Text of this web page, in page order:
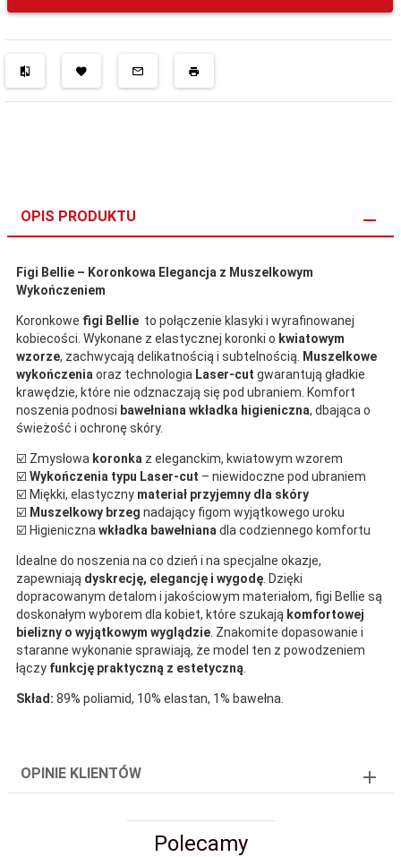
OPIS PRODUKTU
Figi Bellie – Koronkowa Elegancja z Muszelkowym
Wykończeniem
Koronkowe figi Bellie to połączenie klasyki i wyrafinowanej
kobiecości. Wykonane z elastycznej koronki o kwiatowym
wzorze, zachwycają delikatnością i subtelnością. Muszelkowe
wykończenia oraz technologia Laser-cut gwarantują gładkie
krawędzie, które nie odznaczają się pod ubraniem. Komfort
noszenia podnosi bawełniana wkładka higieniczna, dbająca o
świeżość i ochronę skóry.
☑️ Zmysłowa koronka z eleganckim, kwiatowym wzorem
☑️ Wykończenia typu Laser-cut – niewidoczne pod ubraniem
☑️ Miękki, elastyczny materiał przyjemny dla skóry
☑️ Muszelkowy brzeg nadający figom wyjątkowego uroku
☑️ Higieniczna wkładka bawełniana dla codziennego komfortu
Idealne do noszenia na co dzień i na specjalne okazje,
zapewniają dyskrecję, elegancję i wygodę . Dzięki
dopracowanym detalom i jakościowym materiałom, figi Bellie są
doskonałym wyborem dla kobiet, które szukają komfortowej
bielizny o wyjątkowym wyglądzie . Znakomite dopasowanie i
staranne wykonanie sprawiają, że model ten z powodzeniem
łączy funkcję praktyczną z estetyczną
Skład: 89% poliamid, 10% elastan, 1% bawełna.
OPINIE KLIENTÓW
Polecamy